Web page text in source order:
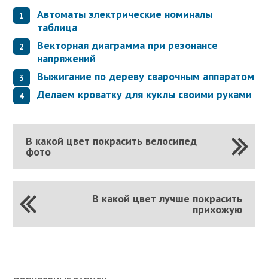
Автоматы электрические номиналы
таблица
Векторная диаграмма при резонансе
напряжений
Выжигание по дереву сварочным аппаратом
Делаем кроватку для куклы своими руками
В какой цвет покрасить велосипед
фото
В какой цвет лучше покрасить
прихожую